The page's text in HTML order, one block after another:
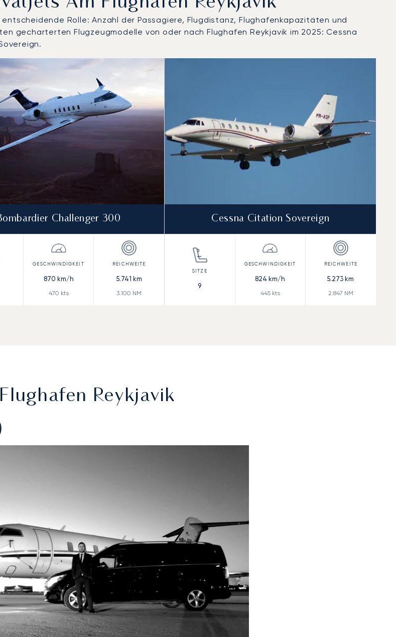
Rolle: Anzahl der Passagiere, Flugdistanz, Flughafenkapazitäten und
gecharterten Flugzeugmodelle von oder nach Flughafen Reykjavik im 2025: Cessna
der Flugbewegungen im Jahr 2025
Challenger 300
870 km/h
470 kts
5.741 km
3.100 NM
Cessna Citation Sovereign
9
824 km/h
445kts
5.273 km
2.847 NM
Reykjavik